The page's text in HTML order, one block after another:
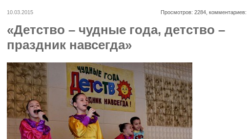
10.03.2015 Просмотров: 2284,
«Детство – чудные года, детство –
праздник навсегда»